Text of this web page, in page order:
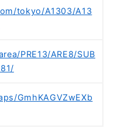
tokyo/A1303/A13
PRE13/ARE8/SUB
GmhKAGVZwEXb